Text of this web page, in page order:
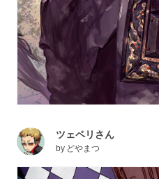
ツェペリさん
by どやまつ